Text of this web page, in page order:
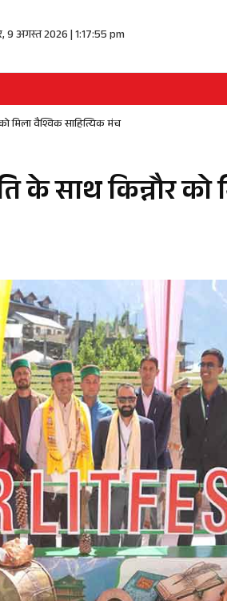
9 अगस्त 2026 | 1:17:55 pm
मिला वैश्विक साहित्यिक मंच
साथ किन्नौर को